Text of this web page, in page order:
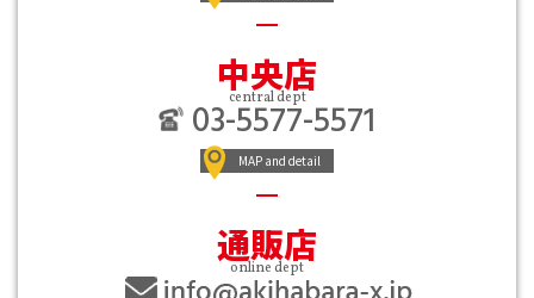
中央店
central dept
03-5577-5571
MAP and detail
通販店
online dept